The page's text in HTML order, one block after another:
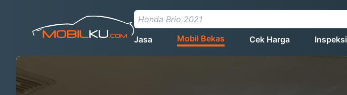
Jasa Mobil Bekas Cek Harga Inspeksi